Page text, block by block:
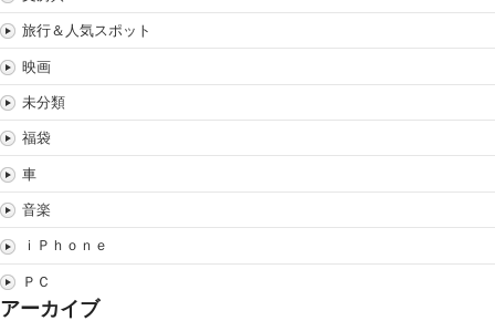
旅行＆人気スポット
映画
未分類
福袋
車
音楽
ｉＰｈｏｎｅ
ＰＣ
アーカイブ